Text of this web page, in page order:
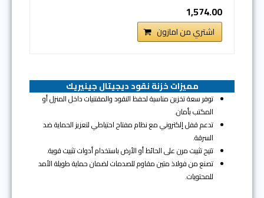
1,574.00
اشتري من امازون
مميزات خزنة نقود ديجيتال جينيريك
توفر سعة تخزين مناسبة لحفظ النقود والمقتنيات داخل المنزل أو
المكتب بأمان.
تدعم قفل إلكتروني مع نظام مفتاح احتياطي لتعزيز الحماية ضد
السرقة.
تتيح تثبيت مرن على الحائط أو الأرض باستخدام أدوات تثبيت قوية.
تصنع من فولاذ متين مقاوم للصدمات لضمان حماية طويلة الأمد
للمحتويات.